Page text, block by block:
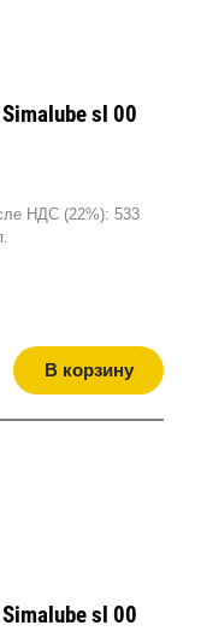
sl 00
НДС (22%): 533
В корзину
sl 00